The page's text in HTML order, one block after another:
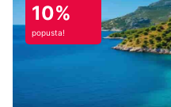
10%
popusta!